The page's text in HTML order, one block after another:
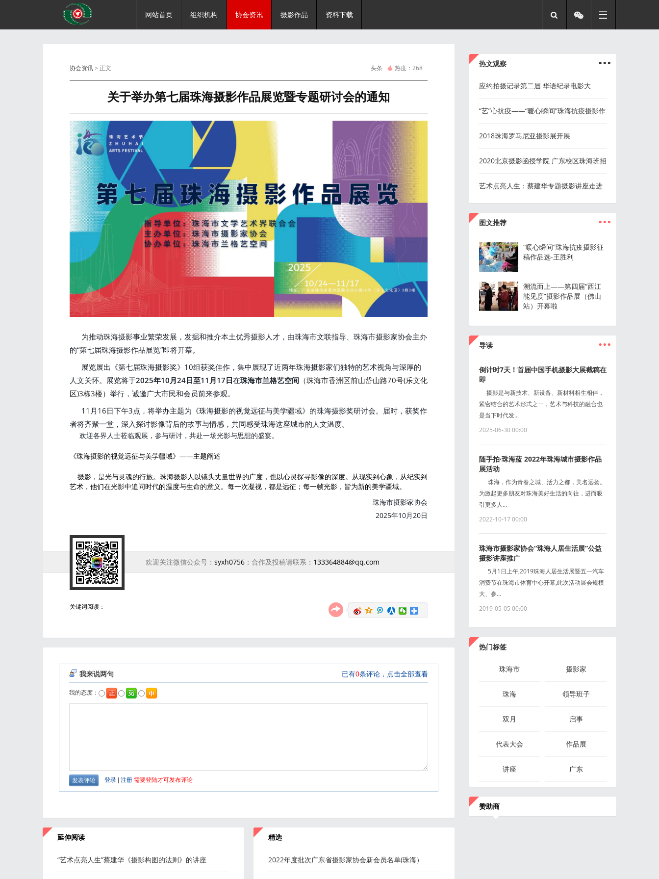
网站首页 组织机构 协会资讯 摄影作品 资料下载
协会资讯> 正文 头条 热度： 268
关于举办第七届珠海摄影作品展览暨专题研讨会的通知
为推动珠海摄影事业繁荣发展，发掘和推介本土优秀摄影人才，由珠海市文联指导、珠海市摄影家协会主办
的“第七届珠海摄影作品展览”即将开幕。
展览展出《第七届珠海摄影奖》10组获奖佳作，集中展现了近两年珠海摄影家们独特的艺术视角与深厚的
人文关怀。展览将于2025年10月24日至11月17日在珠海市兰格艺空间 （珠海市香洲区前山岱山路70号(乐文化
区)3栋3楼）举行，诚邀广大市民和会员前来参观。
11月16日下午3点，将举办主题为《珠海摄影的视觉远征与美学疆域》的珠海摄影奖研讨会。届时，获奖作
者将齐聚一堂，深入探讨影像背后的故事与情感，共同感受珠海这座城市的人文温度。
欢迎各界人士莅临观展，参与研讨，共赴一场光影与思想的盛宴。
《珠海摄影的视觉远征与美学疆域》——主题阐述
摄影，是光与灵魂的行旅。珠海摄影人以镜头丈量世界的广度，也以心灵探寻影像的深度。从现实到心象，从纪实到
艺术，他们在光影中追问时代的温度与生命的意义。每一次凝视，都是远征；每一帧光影，皆为新的美学疆域。
珠海市摄影家协会
2025年10月20日
欢迎关注微信公众号：syxh0756 ；合作及投稿请联系： 133364884@qq.com
关键词阅读：
延伸阅读
“艺术点亮人生”蔡建华《摄影构图的法则》的讲座
精选
2022年度批次广东省摄影家协会新会员名单(珠海）
热文观察 ...
应约拍摄记录第二届 华语纪录电影大
会“荣光大道”仪式
“艺”心抗疫——“暖心瞬间”珠海抗疫摄影作
品征集展选登
2018珠海罗马尼亚摄影展开展
2020北京摄影函授学院 广东校区珠海班招
生简章
艺术点亮人生：蔡建华专题摄影讲座走进
图文推荐
...
“暖心瞬间”珠海抗疫摄影征
稿作品选-王胜利
溯流而上——第四届“西江
能见度”摄影作品展（佛山
站）开幕啦
导读 ...
倒计时7天！首届中国手机摄影大展截稿在
即
摄影是与新技术、新设备、新材料相生相伴，
紧密结合的艺术形式之一，艺术与科技的融合也
是当下时代发...
2025-06-30 00:00
随手拍·珠海蓝 2022年珠海城市摄影作品
展活动
珠海，作为青春之城、活力之都，美名远扬。
为激起更多朋友对珠海美好生活的向往，进而吸
引更多人...
2022-10-17 00:00
珠海市摄影家协会“珠海人居生活展”公益
摄影讲座推广
5月1日上午,2019珠海人居生活展暨五一汽车
消费节在珠海市体育中心开幕,此次活动展会规模
大、参...
2019-05-05 00:00
热门标签
珠海市 摄影家
珠海 领导班子
双月 启事
代表大会 作品展
讲座 广东
赞助商